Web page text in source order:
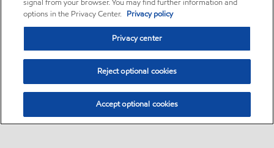
signal from your browser. You may find further information and
options in the Privacy Center. Privacy policy
Privacy center
Reject optional cookies
Accept optional cookies